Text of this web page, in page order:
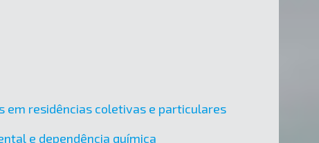
em residências coletivas e particulares
e dependência química